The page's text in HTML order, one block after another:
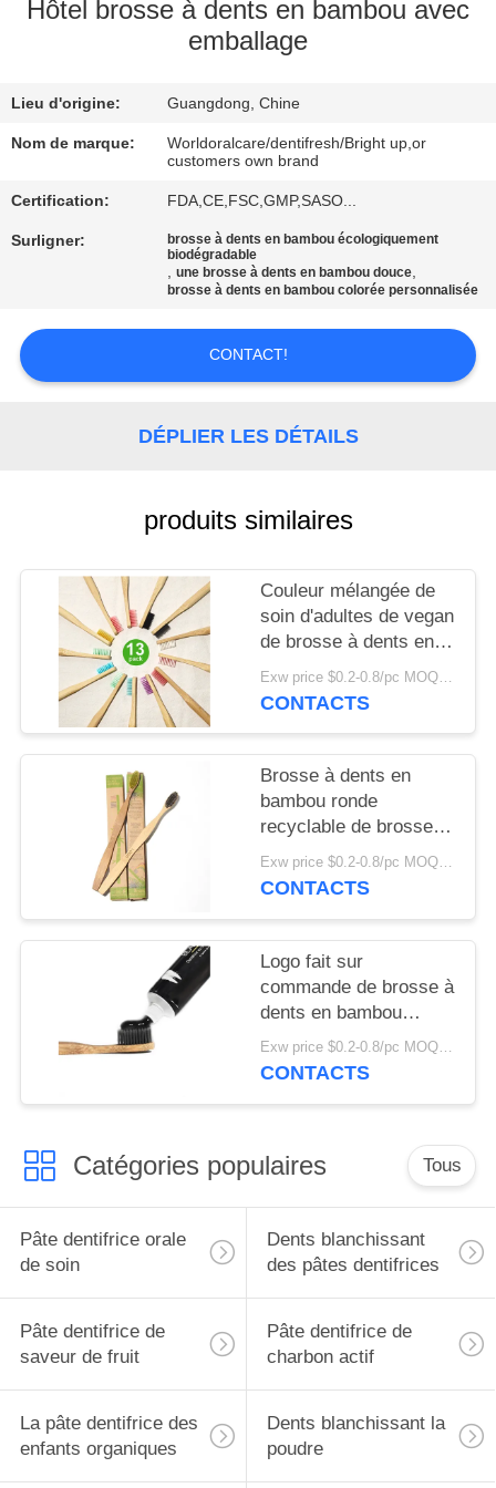
VISITE
CONTRÔLE
DE
QUALITÉ
CONTACTEZ-
DEMANDEZ
CITATION
SITE
POLITIQUE
MATIÈRE
DE
PROTECTION
PRIVÉE
Hôtel brosse à dents en bambou avec
emballage
Lieu d'origine: Guangdong, Chine
Nom de marque:
Worldoralcare/dentifresh/Bright up,or
customers own brand
Certification: FDA,CE,FSC,GMP,SASO...
Surligner:
brosse à dents en bambou écologiquement
biodégradable
,une brosse à dents en bambou douce,
brosse à dents en bambou colorée personnalisée
CONTACT!
DÉPLIER LES DÉTAILS
produits similaires
Couleur mélangée de
soin d'adultes de vegan
de brosse à dents en
bambou orale de
charbon de bois
Exw price $0.2-0.8/pc MOQ:100pcs
CONTACTS
Brosse à dents en
bambou ronde
recyclable de brosse à
dents en bambou
infusée par charbon de
Exw price $0.2-0.8/pc MOQ:100pcs
CONTACTS
Logo fait sur
commande de brosse à
dents en bambou
naturelle libre en
plastique compostable
Exw price $0.2-0.8/pc MOQ:100pcs
CONTACTS
Catégories populaires Tous
Pâte dentifrice orale
de soin
Dents blanchissant
des pâtes dentifrices
Pâte dentifrice de
saveur de fruit
Pâte dentifrice de
charbon actif
La pâte dentifrice des
enfants organiques
Dents blanchissant la
poudre